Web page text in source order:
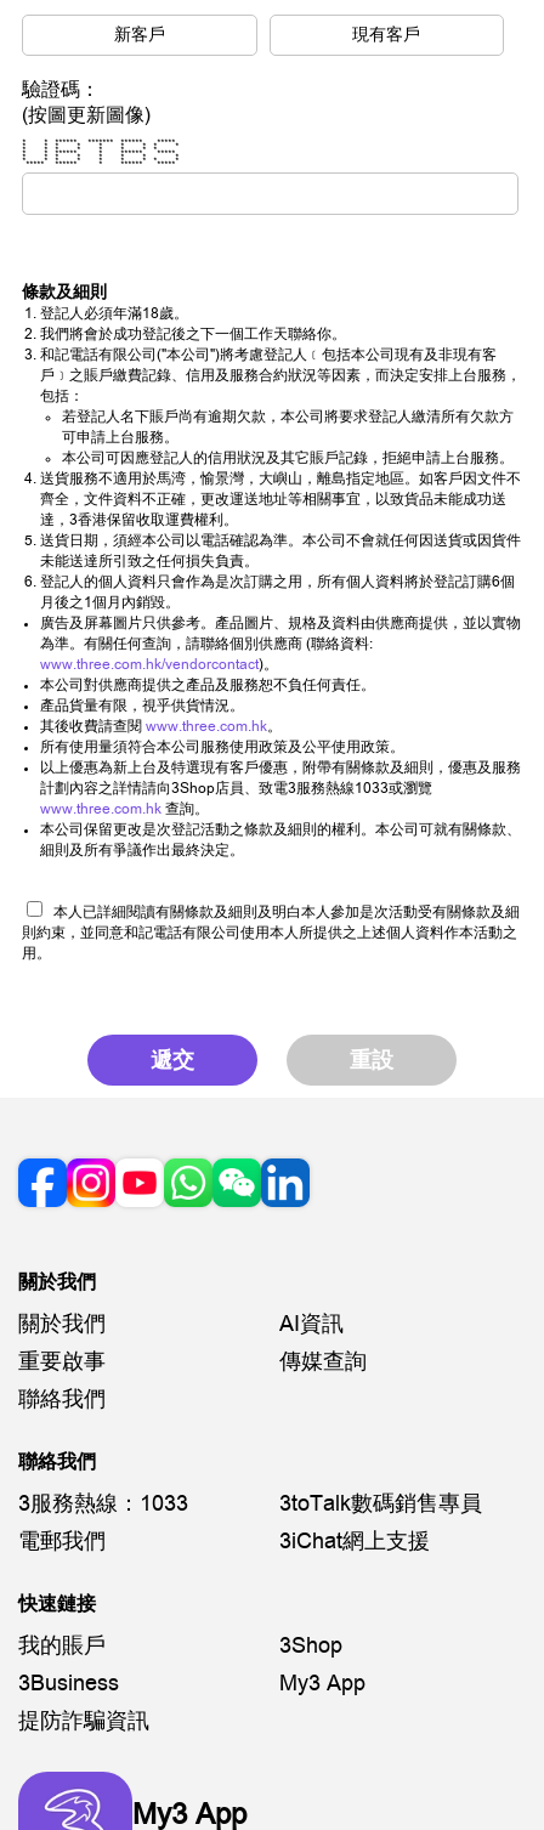
新客戶 現有客戶
驗證碼：
(按圖更新圖像)
* * ****** ******* ****** *****
* * * * * * * * *
* * * * * * * *
* * ****** * ****** *****
* * * * * * * *
* * * * * * * * *
***** ****** * ****** *****
條款及細則
登記人必須年滿18歲。
我們將會於成功登記後之下一個工作天聯絡你。
和記電話有限公司("本公司")將考慮登記人﹝包括本公司現有及非現有客
戶﹞之賬戶繳費記錄、信用及服務合約狀況等因素，而決定安排上台服務，
包括：
若登記人名下賬戶尚有逾期欠款，本公司將要求登記人繳清所有欠款方
可申請上台服務。
本公司可因應登記人的信用狀況及其它賬戶記錄，拒絕申請上台服務。
送貨服務不適用於馬湾，愉景灣，大嶼山，離島指定地區。如客戶因文件不
齊全，文件資料不正確，更改運送地址等相關事宜，以致貨品未能成功送
達，3香港保留收取運費權利。
送貨日期，須經本公司以電話確認為準。本公司不會就任何因送貨或因貨件
未能送達所引致之任何損失負責。
登記人的個人資料只會作為是次訂購之用，所有個人資料將於登記訂購6個
月後之1個月內銷毀。
廣告及屏幕圖片只供參考。產品圖片、規格及資料由供應商提供，並以實物
為準。有關任何查詢，請聯絡個別供應商 (聯絡資料:
www.three.com.hk/vendorcontact)。
本公司對供應商提供之產品及服務恕不負任何責任。
產品貨量有限，視乎供貨情況。
其後收費請查閱 www.three.com.hk。
所有使用量須符合本公司服務使用政策及公平使用政策。
以上優惠為新上台及特選現有客戶優惠，附帶有關條款及細則，優惠及服務
計劃內容之詳情請向3Shop店員、致電3服務熱線1033或瀏覽
www.three.com.hk 查詢。
本公司保留更改是次登記活動之條款及細則的權利。本公司可就有關條款、
細則及所有爭議作出最終決定。
本人已詳細閱讀有關條款及細則及明白本人參加是次活動受有關條款及細
則約束，並同意和記電話有限公司使用本人所提供之上述個人資料作本活動之
用。
遞交 重設
關於我們
關於我們
AI資訊
重要啟事
傳媒查詢
聯絡我們
聯絡我們
3服務熱線：1033
3toTalk數碼銷售專員
電郵我們
3iChat網上支援
快速鏈接
我的賬戶
3Shop
3Business
My3 App
提防詐騙資訊
My3 App